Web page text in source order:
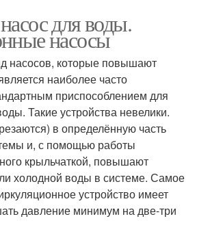
для воды.
насосы
насосов, которые повышают
наиболее часто
приспособлением для
Такие устройства невелики.
в определённую часть
и, с помощью работы
крыльчаткой, повышают
холодной воды в системе. Самое
устройство имеет
давление минимум на две-три